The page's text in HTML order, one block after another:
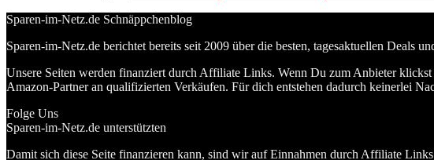
Sparen-im-Netz.de Schnäppchenblog
Sparen-im-Netz.de berichtet bereits seit 2009 über die besten, tagesaktuellen Deals
Unsere Seiten werden finanziert durch Affiliate Links. Wenn Du zum Anbieter
Amazon-Partner an qualifizierten Verkäufen. Für dich entstehen dadurch keinerlei
Folge Uns
Sparen-im-Netz.de unterstützten
Damit sich diese Seite finanzieren kann, sind wir auf Einnahmen durch Affiliate